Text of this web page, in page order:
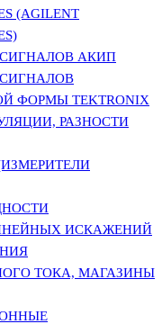
(AGILENT
АКИП
ФОРМЫ TEKTRONIX
РАЗНОСТИ
ИСКАЖЕНИЙ
ТОКА, МАГАЗИНЫ